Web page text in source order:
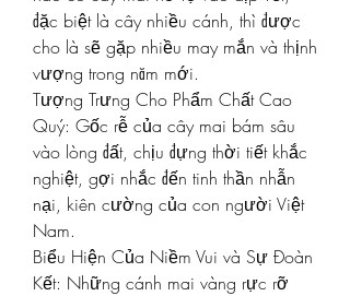
đặc biệt là cây nhiều cánh, thì được
cho là sẽ gặp nhiều may mắn và thịnh
vượng trong năm mới.
Tượng Trưng Cho Phẩm Chất Cao
Quý: Gốc rễ của cây mai bám sâu
vào lòng đất, chịu đựng thời tiết khắc
nghiệt, gợi nhắc đến tinh thần nhẫn
nại, kiên cường của con người Việt
Nam.
Biểu Hiện Của Niềm Vui và Sự Đoàn
Kết: Những cánh mai vàng rực rỡ